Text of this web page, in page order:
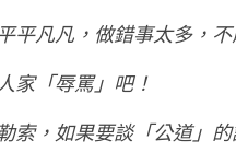
平凡凡，做錯事太多，不
家「辱罵」吧！
索，如果要談「公道」